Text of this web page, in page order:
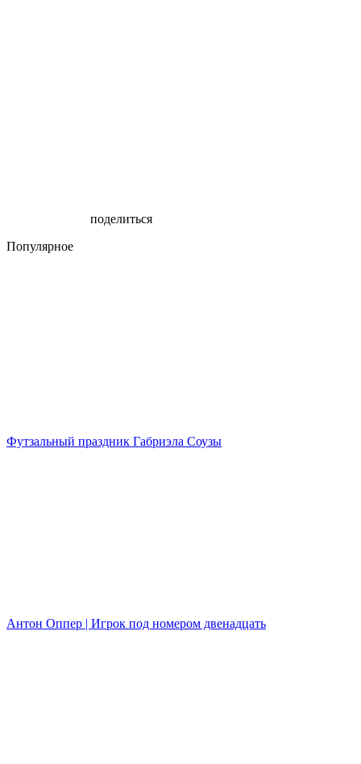
поделиться
Популярное
Футзальный праздник Габриэла Соузы
Антон Оппер | Игрок под номером двенадцать